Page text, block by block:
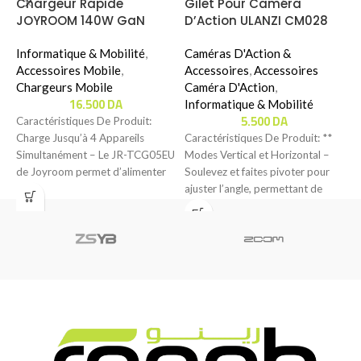
Chargeur Rapide
JOYROOM 140W GaN
Avec Cable 240W (JR-
TCG05EU)
Informatique & Mobilité,
Accessoires Mobile,
Chargeurs Mobile
16.500DA
Caractéristiques De Produit:
Charge Jusqu’à 4 Appareils
Simultanément – Le JR-TCG05EU
de Joyroom permet d’alimenter
jusqu’à quatre appareils en même
Gilet Pour Caméra
D’Action ULANZI CM028
Caméras D'Action &
Accessoires,Accessoires
Caméra D'Action,
Informatique & Mobilité
5.500DA
Caractéristiques De Produit: **
Modes Vertical et Horizontal –
Soulevez et faites pivoter pour
ajuster l’angle, permettant de
filmer en